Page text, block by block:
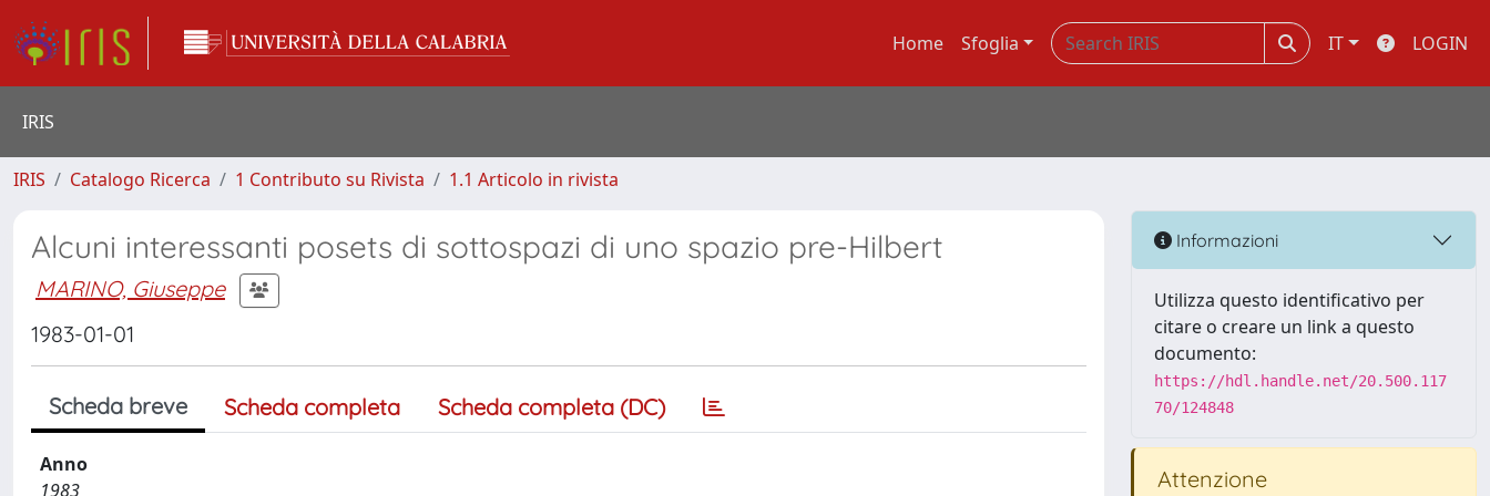
Home Sfoglia IT LOGIN
IRIS
IRIS Catalogo Ricerca 1 Contributo su Rivista 1.1 Articolo in rivista
Alcuni interessanti posets di sottospazi di uno spazio pre-Hilbert
MARINO, Giuseppe
1983-01-01
Scheda breve Scheda completa Scheda completa (DC)
Anno
1983
Informazioni
Utilizza questo identificativo per
citare o creare un link a questo
documento:
https://hdl.handle.net/20.500.117
70/124848
Attenzione